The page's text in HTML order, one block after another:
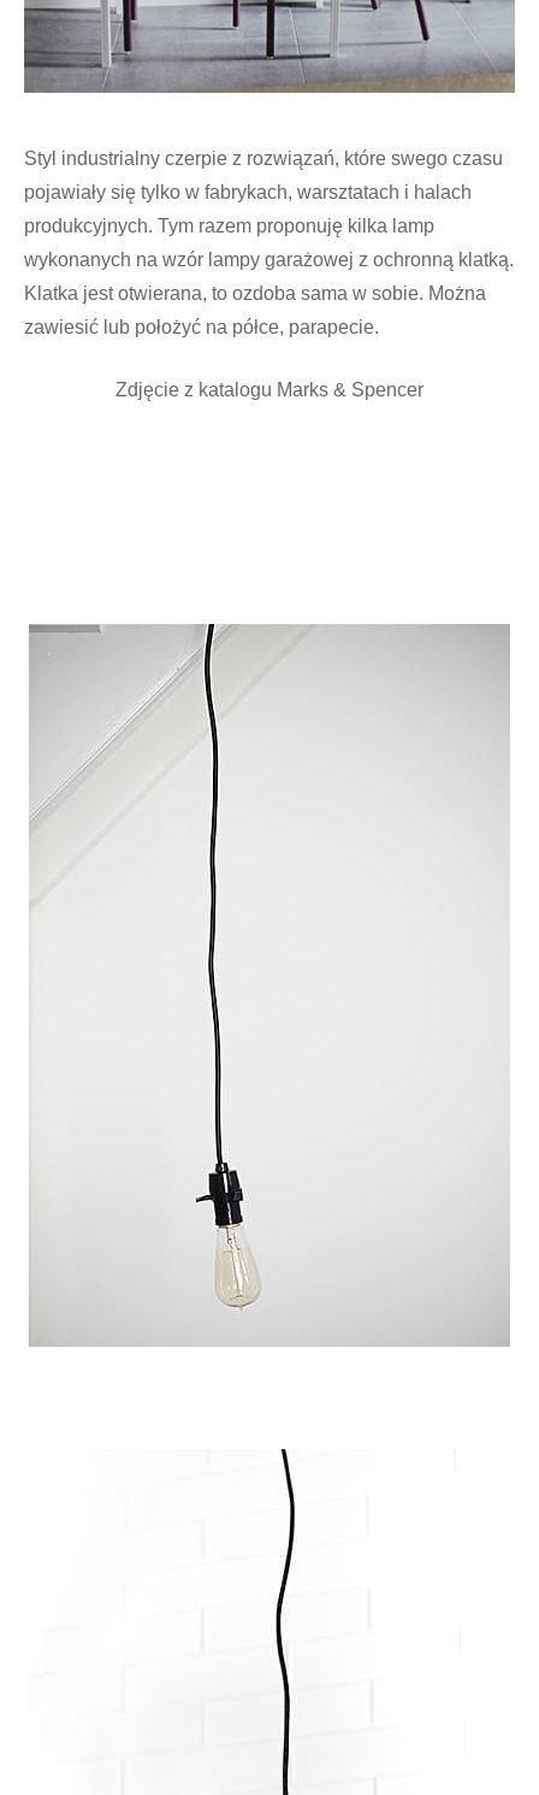
Styl industrialny czerpie z rozwiązań, które swego czasu
pojawiały się tylko w fabrykach, warsztatach i halach
produkcyjnych. Tym razem proponuję kilka lamp
wykonanych na wzór lampy garażowej z ochronną klatką.
Klatka jest otwierana, to ozdoba sama w sobie. Można
zawiesić lub położyć na półce, parapecie.
Zdjęcie z katalogu Marks & Spencer